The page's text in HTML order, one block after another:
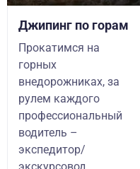
Джипинг по горам
Прокатимся на
горных
внедорожниках, за
рулем каждого
профессиональный
водитель –
экспедитор/